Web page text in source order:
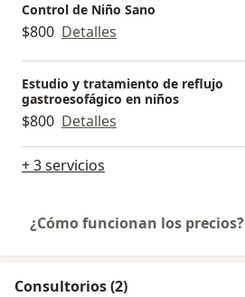
Control de Niño Sano
$800 Detalles
Estudio y tratamiento de reflujo
gastroesofágico en niños
$800 Detalles
+ 3 servicios
¿Cómo funcionan los precios?
Consultorios (2)